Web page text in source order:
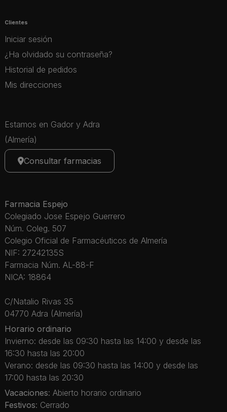
Clientes
Iniciar sesión
¿Ha olvidado su contraseña?
Historial de pedidos
Mis direcciones
Estamos en Gador y Adra
(Almería)
Consultar farmacias
Farmacia Espejo
Colegiado Jose Espejo Guerrero
Núm. Coleg. 507
Colegio Oficial de Farmacéuticos de Almería
NIF: 27242135S
Farmacia Núm. AL-88-F
NICA: 18864
C/Natalio Rivas 35
04770 Adra (Almería)
Horario ordinario
Invierno: desde las 09:30 hasta las 14:00 y desde las
16:30 hasta las 20:00
Verano: desde las 09:30 hasta las 14:00 y desde las
17:00 hasta las 20:30
Vacaciones: Abierto horario ordinario
Festivos: Cerrado